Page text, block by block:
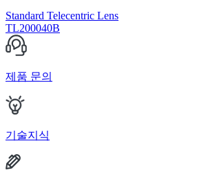
Standard Telecentric Lens
TL200040B
제품 문의
기술지식